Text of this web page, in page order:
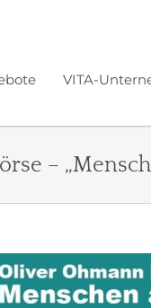
VITA-
–